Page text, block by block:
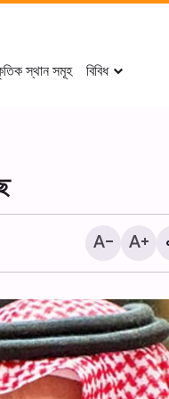
স্থান সমূহ বিবিধ
২০ই সফর পবিত্র কারবালার মহান
আরবাঈন (চল্লিশা) উপলক্ষে শোক
আয়োজন করা হয়।